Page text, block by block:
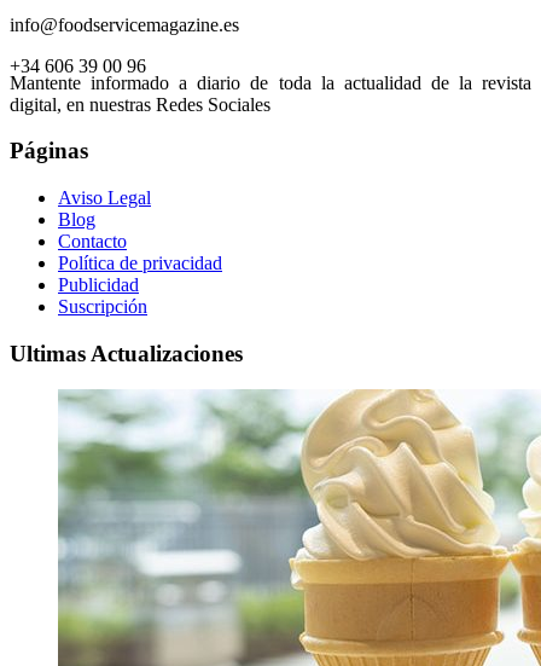
info@foodservicemagazine.es
+34 606 39 00 96
Mantente informado a diario de toda la actualidad de la revista
digital, en nuestras Redes Sociales
Páginas
Aviso Legal
Blog
Contacto
Política de privacidad
Publicidad
Suscripción
Ultimas Actualizaciones